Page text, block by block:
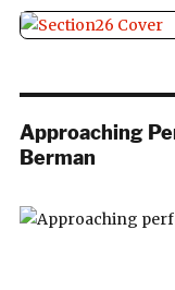
Approaching
Berman